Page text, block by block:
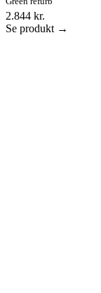
2.844 kr.
Se produkt →